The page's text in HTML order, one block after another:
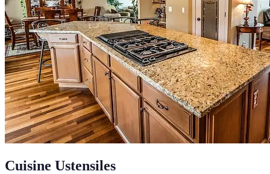
Cuisine Ustensiles